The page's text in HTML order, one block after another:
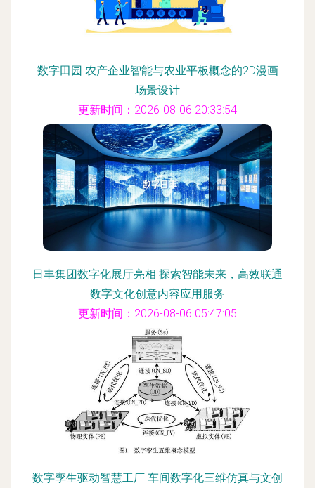
数字田园 农产企业智能与农业平板概念的2D漫画
场景设计
更新时间：2026-08-06 20:33:54
日丰集团数字化展厅亮相 探索智能未来，高效联通
数字文化创意内容应用服务
更新时间：2026-08-06 05:47:05
数字孪生驱动智慧工厂 车间数字化三维仿真与文创